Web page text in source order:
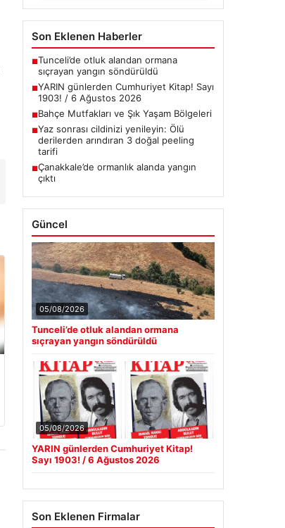
Son Eklenen Haberler
■Tunceli’de otluk alandan ormana
sıçrayan yangın söndürüldü
■YARIN günlerden Cumhuriyet Kitap! Sayı
1903! / 6 Ağustos 2026
■Bahçe Mutfakları ve Şık Yaşam Bölgeleri
■Yaz sonrası cildinizi yenileyin: Ölü
derilerden arındıran 3 doğal peeling
tarifi
■Çanakkale’de ormanlık alanda yangın
çıktı
Güncel
05/08/2026
Tunceli’de otluk alandan ormana
sıçrayan yangın söndürüldü
05/08/2026
YARIN günlerden Cumhuriyet Kitap!
Sayı 1903! / 6 Ağustos 2026
Son Eklenen Firmalar